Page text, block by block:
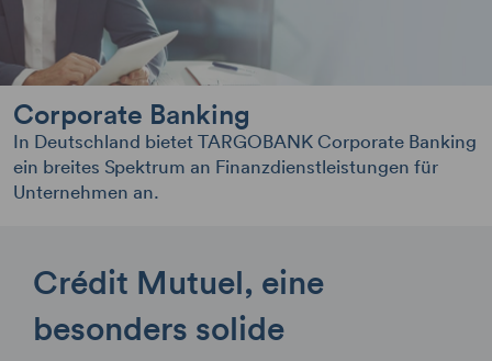
Corporate Banking
In Deutschland bietet TARGOBANK Corporate Banking
ein breites Spektrum an Finanzdienstleistungen für
Unternehmen an.
Crédit Mutuel, eine
besonders solide